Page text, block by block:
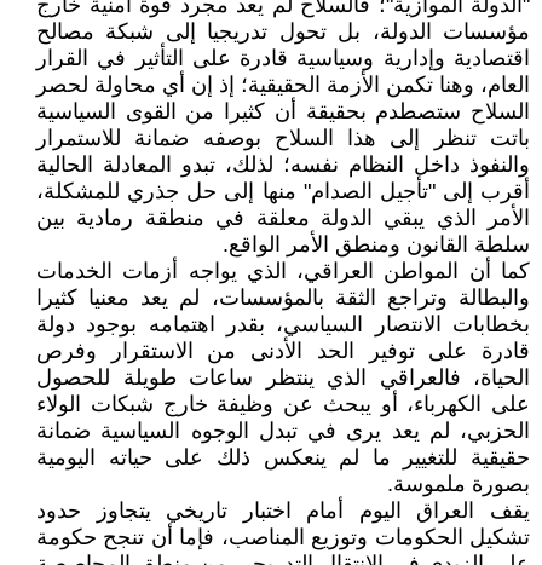
"الدولة الموازية"؛ فالسلاح لم يعد مجرد قوة أمنية خارج
مؤسسات الدولة، بل تحول تدريجيا إلى شبكة مصالح
اقتصادية وإدارية وسياسية قادرة على التأثير في القرار
العام، وهنا تكمن الأزمة الحقيقية؛ إذ إن أي محاولة لحصر
السلاح ستصطدم بحقيقة أن كثيرا من القوى السياسية
باتت تنظر إلى هذا السلاح بوصفه ضمانة للاستمرار
والنفوذ داخل النظام نفسه؛ لذلك، تبدو المعادلة الحالية
أقرب إلى "تأجيل الصدام" منها إلى حل جذري للمشكلة،
الأمر الذي يبقي الدولة معلقة في منطقة رمادية بين
سلطة القانون ومنطق الأمر الواقع.
كما أن المواطن العراقي، الذي يواجه أزمات الخدمات
والبطالة وتراجع الثقة بالمؤسسات، لم يعد معنيا كثيرا
بخطابات الانتصار السياسي، بقدر اهتمامه بوجود دولة
قادرة على توفير الحد الأدنى من الاستقرار وفرص
الحياة، فالعراقي الذي ينتظر ساعات طويلة للحصول
على الكهرباء، أو يبحث عن وظيفة خارج شبكات الولاء
الحزبي، لم يعد يرى في تبدل الوجوه السياسية ضمانة
حقيقية للتغيير ما لم ينعكس ذلك على حياته اليومية
بصورة ملموسة.
يقف العراق اليوم أمام اختبار تاريخي يتجاوز حدود
تشكيل الحكومات وتوزيع المناصب، فإما أن تنجح حكومة